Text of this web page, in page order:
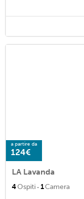
a partire da
124€
LA Lavanda
4Ospiti · 1Camera